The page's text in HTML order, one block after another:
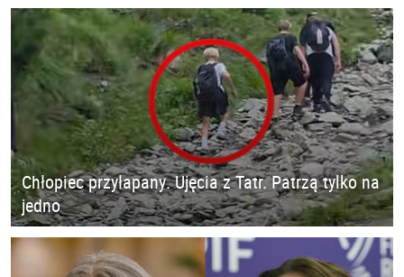
Chłopiec przyłapany. Ujęcia z Tatr. Patrzą tylko na
jedno